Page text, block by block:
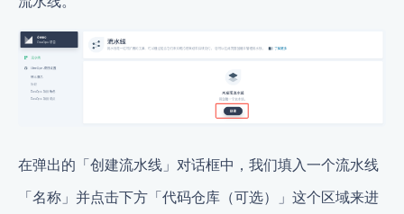
在弹出的「创建流水线」对话框中，我们填入一个流水线
「名称」并点击下方「代码仓库（可选）」这个区域来进